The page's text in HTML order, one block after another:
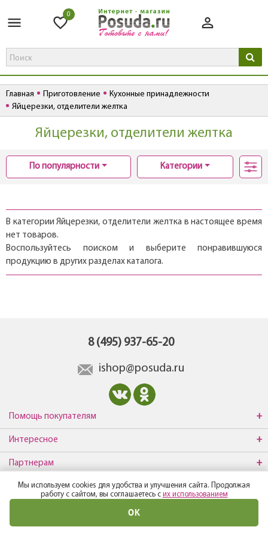
0
Главная Приготовление
Кухонные принадлежности
Яйцерезки, отделители желтка
Яйцерезки, отделители желтка
По популярности Категории
В категории Яйцерезки, отделители желтка в настоящее время
нет товаров.
Воспользуйтесь поиском и выберите понравившуюся
продукцию в других разделах каталога.
8 (495) 937-65-20
ishop@posuda.ru
Помощь покупателям
Интересное
Партнерам
О компании
Мы используем cookies для удобства и улучшения сайта. Продолжая
работу с сайтом, вы соглашаетесь с их использованием
ОК